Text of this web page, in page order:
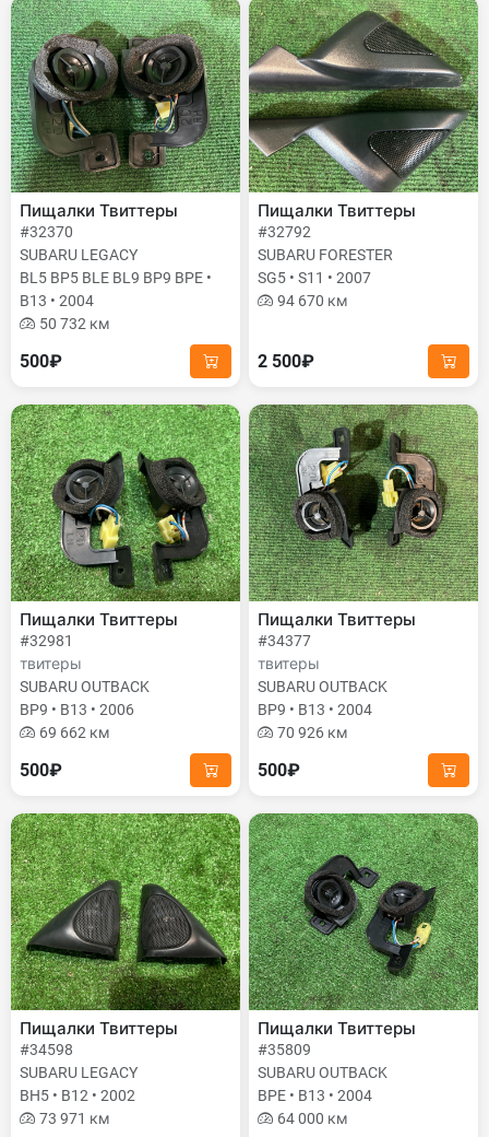
Пищалки Твиттеры
#32370
SUBARU LEGACY
BL5 BP5 BLE BL9 BP9 BPE •
B13 • 2004
50 732 км
500₽
Пищалки Твиттеры
#32792
SUBARU FORESTER
SG5 • S11 • 2007
94 670 км
2 500₽
Пищалки Твиттеры
#32981
твитеры
SUBARU OUTBACK
BP9 • B13 • 2006
69 662 км
500₽
Пищалки Твиттеры
#34377
твитеры
SUBARU OUTBACK
BP9 • B13 • 2004
70 926 км
500₽
Пищалки Твиттеры
#34598
SUBARU LEGACY
BH5 • B12 • 2002
73 971 км
Пищалки Твиттеры
#35809
SUBARU OUTBACK
BPE • B13 • 2004
64 000 км